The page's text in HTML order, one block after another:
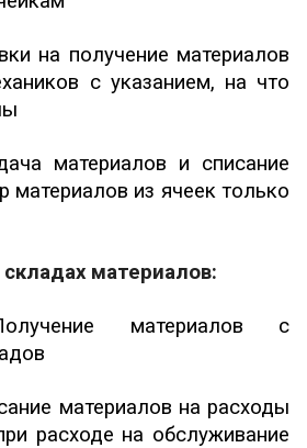
на получение материалов
с указанием, на что
материалов и списание
материалов из ячеек только
материалов:
материалов с
материалов на расходы
расходе на обслуживание